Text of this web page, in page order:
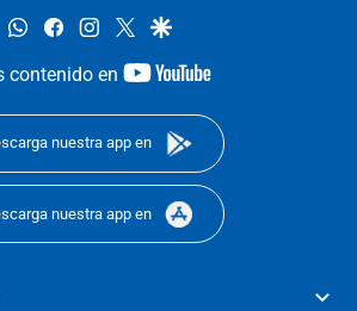
whatsappfacebookinstagram
twittergoogle
contenido en
youtube-
nuestra app en
nuestra app en